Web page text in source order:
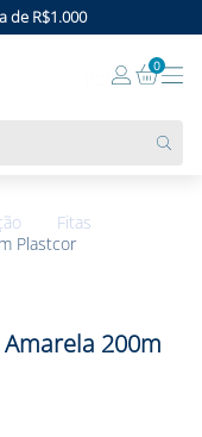
de R$1.000
0
Fitas
Plastcor
200m